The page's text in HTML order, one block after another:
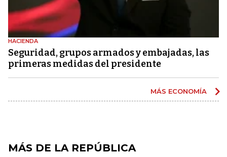
HACIENDA
Seguridad, grupos armados y embajadas, las
primeras medidas del presidente
MÁS ECONOMÍA
MÁS DE LA REPÚBLICA